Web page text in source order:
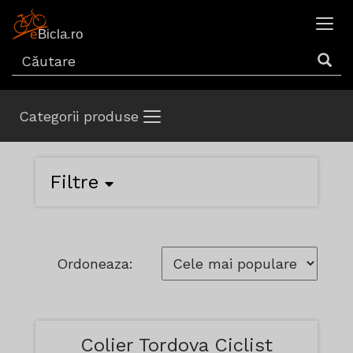
Categorii produse
Filtre
Ordoneaza:
Colier Tordova Ciclist